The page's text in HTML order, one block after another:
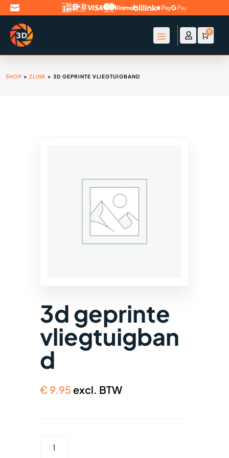

 Account
0
SHOP >ZLINK > 3D GEPRINTE VLIEGTUIGBAND
3d geprinte
vliegtuigban
d
€ 9.95excl. BTW
GEPRINTE